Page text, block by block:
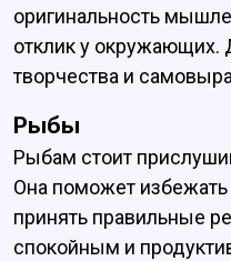
оригинальность
отклик у окружающих.
творчества и
Рыбы
Рыбам стоит
Она поможет
принять правильные
спокойным и